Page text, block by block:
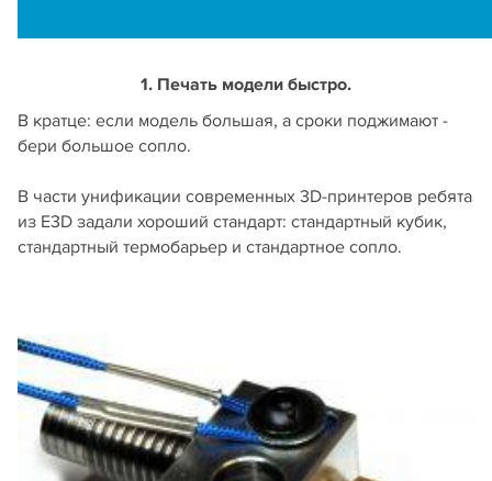
1. Печать модели быстро.
В кратце: если модель большая, а сроки поджимают -
бери большое сопло.
В части унификации современных 3D-принтеров ребята
из Е3D задали хороший стандарт: стандартный кубик,
стандартный термобарьер и стандартное сопло.